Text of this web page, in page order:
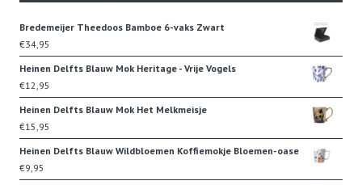
Bredemeijer Theedoos Bamboe 6-vaks Zwart
€34,95
Heinen Delfts Blauw Mok Heritage - Vrije Vogels
€12,95
Heinen Delfts Blauw Mok Het Melkmeisje
€15,95
Heinen Delfts Blauw Wildbloemen Koffiemokje Bloemen-oase
€9,95